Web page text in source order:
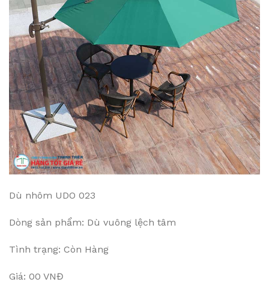
Dù nhôm UDO 023
Dòng sản phẩm: Dù vuông lệch tâm
Tình trạng: Còn Hàng
Giá: 00 VNĐ